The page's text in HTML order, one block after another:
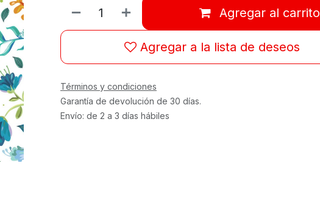
Agregar al carrito
Agregar a la lista de deseos
Términos y condiciones
Garantía de devolución de 30 días.
Envío: de 2 a 3 días hábiles